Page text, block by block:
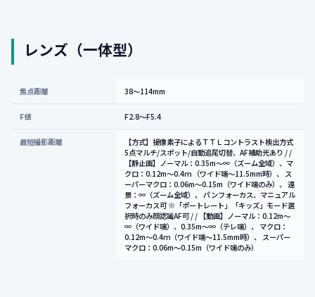
レンズ（一体型）
焦点距離 38～114mm
F値 F2.8～F5.4
最短撮影距離
【方式】撮像素子によるＴＴＬコントラスト検出方式
5点マルチ/スポット/自動追尾切替、AF補助光あり / /
【静止画】ノーマル：0.35m～∞（ズーム全域）、マ
クロ：0.12m～0.4ｍ （ワイド端～11.5mm時）、 ス
ーパーマクロ：0.06m～0.15m（ワイド端のみ）、 遠
景：∞（ズーム全域）、 パンフォーカス、マニュアル
フォーカス可 ※「ポートレート」「キッズ」モード選
択時のみ顔認識AF可 / / 【動画】ノーマル：0.12m～
∞（ワイド端）、0.35m～∞（テレ端）、 マクロ：
0.12m～0.4ｍ（ワイド端～11.5mm時）、 スーパー
マクロ：0.06m～0.15m（ワイド端のみ）